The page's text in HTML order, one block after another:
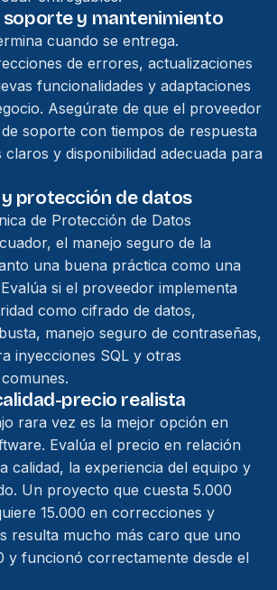
soporte y mantenimiento
cuando se entrega.
de errores, actualizaciones
funcionalidades y adaptaciones
Asegúrate de que el proveedor
soporte con tiempos de respuesta
y disponibilidad adecuada para
protección de datos
de Protección de Datos
el manejo seguro de la
una buena práctica como una
si el proveedor implementa
como cifrado de datos,
manejo seguro de contraseñas,
inyecciones SQL y otras
precio realista
rara vez es la mejor opción en
Evalúa el precio en relación
calidad, la experiencia del equipo y
Un proyecto que cuesta 5.000
15.000 en correcciones y
resulta mucho más caro que uno
y funcionó correctamente desde el